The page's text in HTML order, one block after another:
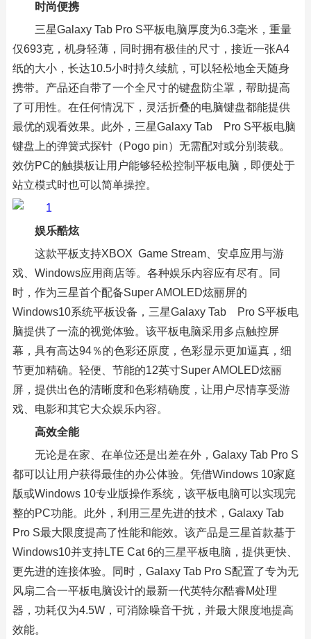
时尚便携
三星Galaxy Tab Pro S平板电脑厚度为6.3毫米，重量
仅693克，机身轻薄，同时拥有极佳的尺寸，接近一张A4
纸的大小，长达10.5小时持久续航，可以轻松地全天随身
携带。产品还自带了一个全尺寸的键盘防尘罩，帮助提高
了可用性。在任何情况下，灵活折叠的电脑键盘都能提供
最优的观看效果。此外，三星Galaxy Tab Pro S平板电脑
键盘上的弹簧式探针（Pogo pin）无需配对或分别装载。
效仿PC的触摸板让用户能够轻松控制平板电脑，即便处于
站立模式时也可以简单操控。
娱乐酷炫
这款平板支持XBOX Game Stream、安卓应用与游
戏、Windows应用商店等。各种娱乐内容应有尽有。同
时，作为三星首个配备Super AMOLED炫丽屏的
Windows10系统平板设备，三星Galaxy Tab Pro S平板电
脑提供了一流的视觉体验。该平板电脑采用多点触控屏
幕，具有高达94％的色彩还原度，色彩显示更加逼真，细
节更加精确。轻便、节能的12英寸Super AMOLED炫丽
屏，提供出色的清晰度和色彩精确度，让用户尽情享受游
戏、电影和其它大众娱乐内容。
高效全能
无论是在家、在单位还是出差在外，Galaxy Tab Pro S
都可以让用户获得最佳的办公体验。凭借Windows 10家庭
版或Windows 10专业版操作系统，该平板电脑可以实现完
整的PC功能。此外，利用三星先进的技术，Galaxy Tab
Pro S最大限度提高了性能和能效。该产品是三星首款基于
Windows10并支持LTE Cat 6的三星平板电脑，提供更快、
更先进的连接体验。同时，Galaxy Tab Pro S配置了专为无
风扇二合一平板电脑设计的最新一代英特尔酷睿M处理
器，功耗仅为4.5W，可消除噪音干扰，并最大限度地提高
效能。